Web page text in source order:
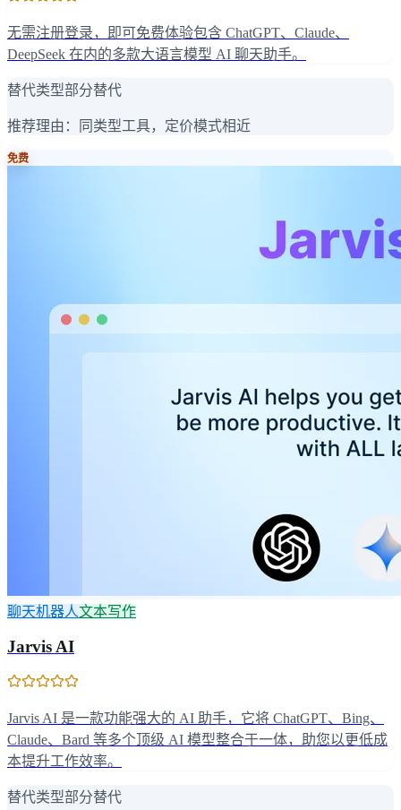
无需注册登录，即可免费体验包含 ChatGPT、Claude、
DeepSeek 在内的多款大语言模型 AI 聊天助手。
替代类型部分替代
推荐理由： 同类型工具，定价模式相近
免费
聊天机器人文本写作
Jarvis AI
Jarvis AI 是一款功能强大的 AI 助手，它将 ChatGPT、Bing、
Claude、Bard 等多个顶级 AI 模型整合于一体，助您以更低成
本提升工作效率。
替代类型部分替代